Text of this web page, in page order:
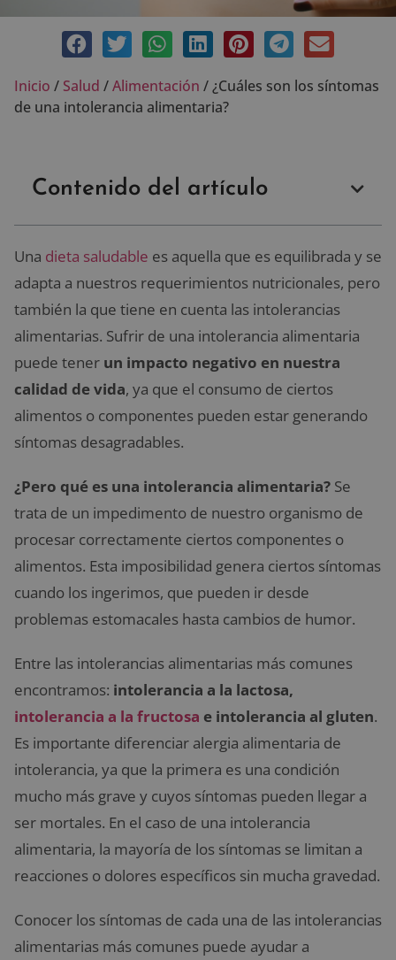
Inicio / Salud /Alimentación /¿Cuáles son los síntomas
de una intolerancia alimentaria?
Contenido del artículo
Una dieta saludable es aquella que es equilibrada y se
adapta a nuestros requerimientos nutricionales, pero
también la que tiene en cuenta las intolerancias
alimentarias. Sufrir de una intolerancia alimentaria
puede tener un impacto negativo en nuestra
calidad de vida, ya que el consumo de ciertos
alimentos o componentes pueden estar generando
síntomas desagradables.
¿Pero qué es una intolerancia alimentaria? Se
trata de un impedimento de nuestro organismo de
procesar correctamente ciertos componentes o
alimentos. Esta imposibilidad genera ciertos síntomas
cuando los ingerimos, que pueden ir desde
problemas estomacales hasta cambios de humor.
Entre las intolerancias alimentarias más comunes
encontramos: intolerancia a la lactosa,
intolerancia a la fructosa e intolerancia al gluten.
Es importante diferenciar alergia alimentaria de
intolerancia, ya que la primera es una condición
mucho más grave y cuyos síntomas pueden llegar a
ser mortales. En el caso de una intolerancia
alimentaria, la mayoría de los síntomas se limitan a
reacciones o dolores específicos sin mucha gravedad.
Conocer los síntomas de cada una de las intolerancias
alimentarias más comunes puede ayudar a